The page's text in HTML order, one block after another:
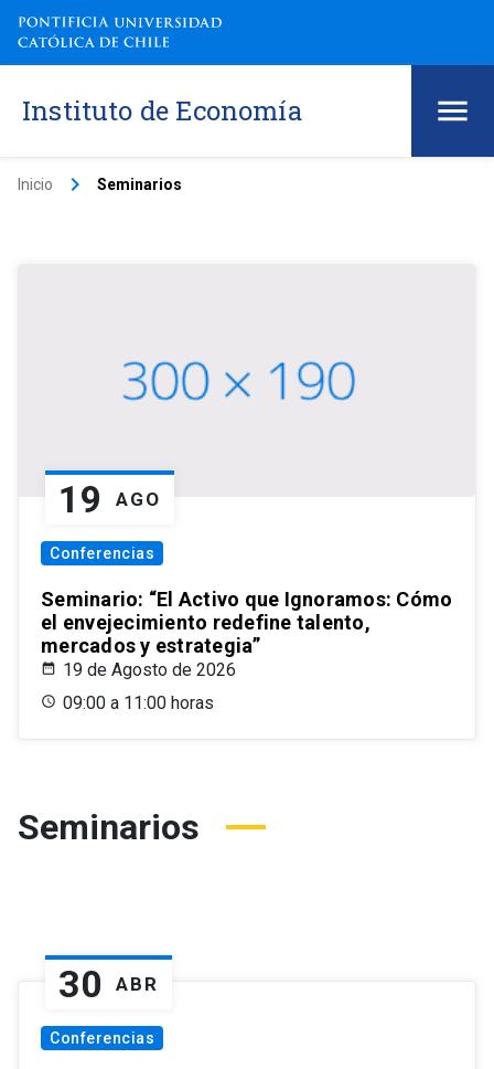
Instituto de Economía
Inicio keyboard_arrow_right Seminarios
19 AGO
Conferencias
Seminario: “El Activo que Ignoramos: Cómo
el envejecimiento redefine talento,
mercados y estrategia”
19 de Agosto de 2026
09:00 a 11:00 horas
Seminarios
30 ABR
Conferencias